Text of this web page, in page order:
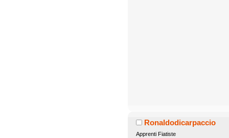
Ronaldodicarpaccio
Apprenti Fiatiste